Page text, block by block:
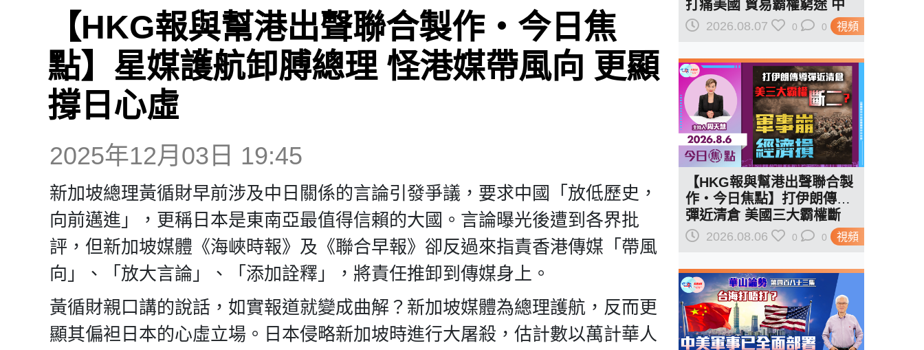
【HKG報與幫港出聲聯合製作‧今日焦
點】星媒護航卸膊總理 怪港媒帶風向 更顯
撐日心虛
2025年12月03日 19:45
新加坡總理黃循財早前涉及中日關係的言論引發爭議，要求中國「放低歷史，
向前邁進」，更稱日本是東南亞最值得信賴的大國。言論曝光後遭到各界批
評，但新加坡媒體《海峽時報》及《聯合早報》卻反過來指責香港傳媒「帶風
向」、「放大言論」、「添加詮釋」，將責任推卸到傳媒身上。
黃循財親口講的說話，如實報道就變成曲解？新加坡媒體為總理護航，反而更
顯其偏袒日本的心虛立場。日本侵略新加坡時進行大屠殺，估計數以萬計華人
視頻
打痛美國 貿易霸權窮途 中
國開新路
2026.08.07 0 0
視頻
【HKG報與幫港出聲聯合製
作‧今日焦點】打伊朗傳導
彈近清倉 美國三大霸權斷
二？軍事崩 經濟損
2026.08.06 0 0